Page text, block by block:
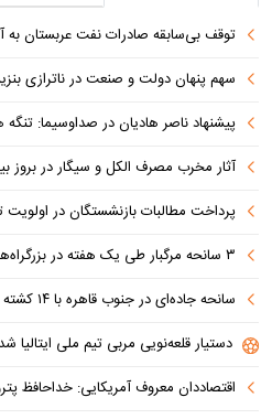
توقف بی‌سابقه صادرات نفت عربستان به
سهم پنهان دولت و صنعت در ناترازی
پیشنهاد ناصر هادیان در صداوسیما: تنگه
آثار مخرب مصرف الکل و سیگار در بروز
پرداخت مطالبات بازنشستگان در اولویت تأمین
۳ سانحه مرگبار طی یک هفته در بزرگراه‌های تهران؛ هشدار دوباره به رانندگان و عابران
سانحه جاده‌ای در جنوب قاهره با ۱۴ کشته و زخمی
دستیار قلعه‌نویی مربی تیم ملی ایتالیا شد
اقتصاددان معروف آمریکایی: خداحافظ